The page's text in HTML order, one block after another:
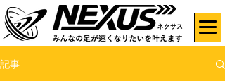
記事